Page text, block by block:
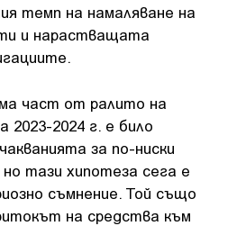
темп на намаляване на
и нарастващата
част от ралито на
2023-2024 г. е било
за по-ниски
тази хипотеза сега е
съмнение. Той също
на средства към